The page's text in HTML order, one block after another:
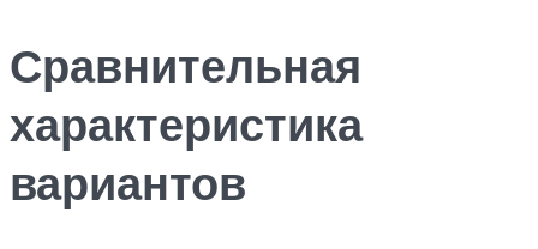
Сравнительная
характеристика
вариантов